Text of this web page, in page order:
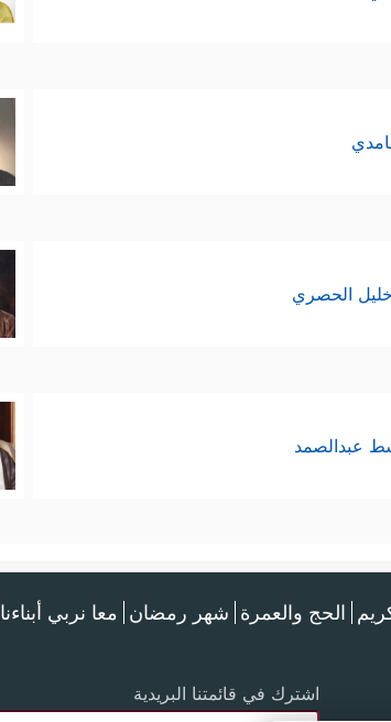
الحصري
عبدالصمد
الحج والعمرة شهر رمضان معا نربي أبناءنا
اشترك في قائمتنا البريدية